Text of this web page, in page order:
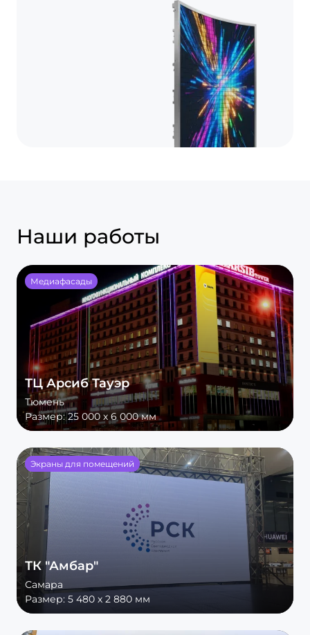
Наши работы
Медиафасады
ТЦ Арсиб Тауэр
Тюмень
Размер:25 000 х 6 000 мм
Экраны для помещений
ТК "Амбар"
Самара
Размер: 5 480 х 2 880 мм